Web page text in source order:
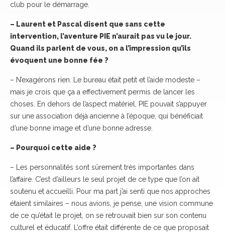
club pour le démarrage.
– Laurent et Pascal disent que sans cette
intervention, l’aventure PIE n’aurait pas vu le jour.
Quand ils parlent de vous, on a l’impression qu’ils
évoquent une bonne fée ?
– N’exagérons rien. Le bureau était petit et l’aide modeste –
mais je crois que ça a effectivement permis de lancer les
choses. En dehors de l’aspect matériel, PIE pouvait s’appuyer
sur une association déjà ancienne à l’époque, qui bénéficiait
d’une bonne image et d’une bonne adresse.
– Pourquoi cette aide ?
– Les personnalités sont sûrement très importantes dans
l’affaire. C’est d’ailleurs le seul projet de ce type que l’on ait
soutenu et accueilli. Pour ma part j’ai senti que nos approches
étaient similaires – nous avions, je pense, une vision commune
de ce qu’était le projet, on se retrouvait bien sur son contenu
culturel et éducatif. L’offre était différente de ce que proposait